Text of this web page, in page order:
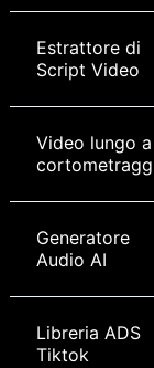
Estrattore di
Script Video
Video lungo a
Generatore
Audio AI
Libreria ADS
Tiktok